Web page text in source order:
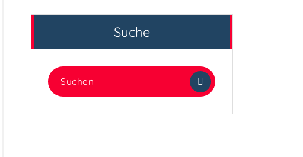
Suche
Suchen
nach: